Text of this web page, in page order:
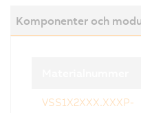
Komponenter och
VSS1X2XXX.XXXP-